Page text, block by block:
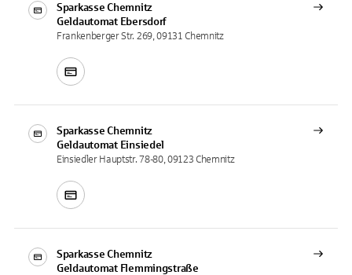
Sparkasse Chemnitz
Geldautomat Ebersdorf
Frankenberger Str. 269, 09131 Chemnitz
Sparkasse Chemnitz
Geldautomat Einsiedel
Einsiedler Hauptstr. 78-80, 09123 Chemnitz
Sparkasse Chemnitz
Geldautomat Flemmingstraße